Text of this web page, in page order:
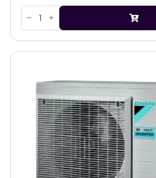
Daikin
multisplit
buitenunit
3MXM68A
aantal